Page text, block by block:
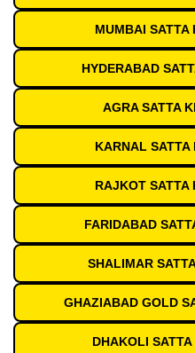
MUMBAI SATTA
HYDERABAD
AGRA SATTA
KARNAL SATTA
RAJKOT SATTA
FARIDABAD
SHALIMAR
GHAZIABAD GOLD
DHAKOLI